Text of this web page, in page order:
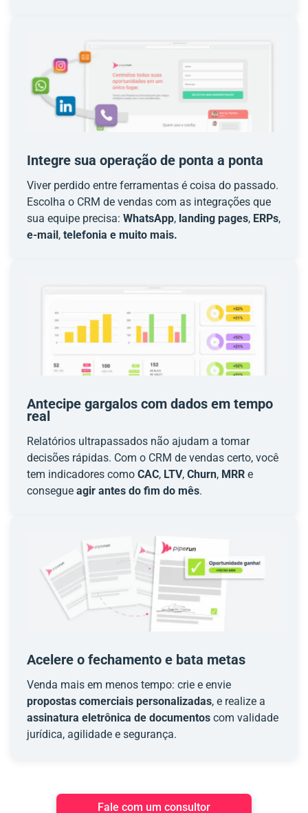
Integre sua operação de ponta a ponta
Viver perdido entre ferramentas é coisa do passado.
Escolha o CRM de vendas com as integrações que
sua equipe precisa: WhatsApp, landing pages, ERPs,
e-mail , telefonia e muito mais.
Antecipe gargalos com dados em tempo
real
Relatórios ultrapassados não ajudam a tomar
decisões rápidas. Com o CRM de vendas certo, você
tem indicadores como CAC, LTV, Churn, MRR e
consegue agir antes do fim do mês.
Acelere o fechamento e bata metas
Venda mais em menos tempo: crie e envie
propostas comerciais personalizadas, e realize a
assinatura eletrônica de documentos com validade
jurídica, agilidade e segurança.
Fale com um consultor